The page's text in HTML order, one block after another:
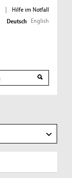
|
Hilfe im Notfall
Deutsch English